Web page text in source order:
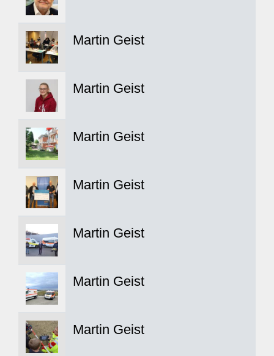
Martin Geist
Martin Geist
Martin Geist
Martin Geist
Martin Geist
Martin Geist
Martin Geist